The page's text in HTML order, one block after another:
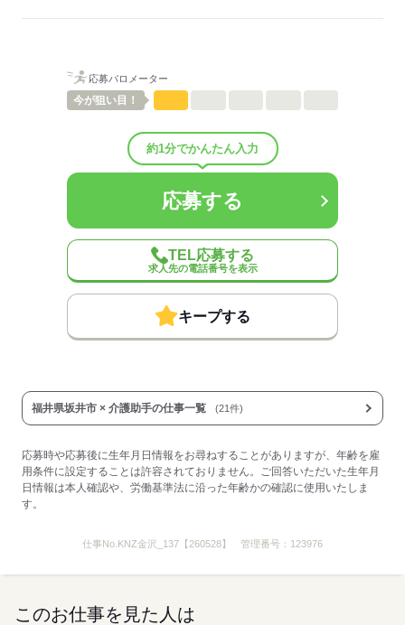
ひとりで
しずか
有料老人ホーム/デイサービス施設/グループホーム/特別養護老人ホ
ーム/病院など
10人
（男5：女5）
平均年齢
医療・介護・福祉関連
応募する
応募バロメーター
今が狙い目！
約1分でかんたん入力
応募する
TEL応募する
求人先の電話番号を表示
キープする
福井県坂井市 × 介護助手の仕事一覧 (21件)
応募時や応募後に生年月日情報をお尋ねすることがありますが、年齢を雇
用条件に設定することは許容されておりません。ご回答いただいた生年月
日情報は本人確認や、労働基準法に沿った年齢かの確認に使用いたしま
す。
仕事No. KNZ金沢_137【260528】 管理番号： 123976
このお仕事を見た人は